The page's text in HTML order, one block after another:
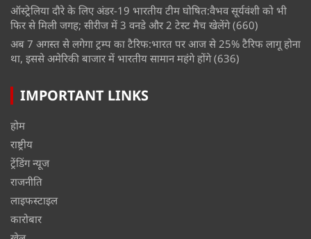
ऑस्ट्रेलिया दौरे के लिए अंडर-19 भारतीय टीम घोषित:वैभव सूर्यवंशी को भी
फिर से मिली जगह; सीरीज में 3 वनडे और 2 टेस्ट मैच खेलेंगे (660)
अब 7 अगस्त से लगेगा ट्रम्प का टैरिफ:भारत पर आज से 25% टैरिफ लागू होना
था, इससे अमेरिकी बाजार में भारतीय सामान महंगे होंगे (636)
IMPORTANT LINKS
होम
राष्ट्रीय
ट्रेंडिंग न्यूज
राजनीति
लाइफस्टाइल
कारोबार